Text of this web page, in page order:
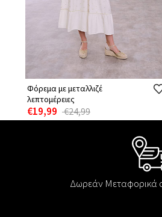
Φόρεμα με μεταλλιζέ
λεπτομέρειες
€19,99 €24,99
Δωρεάν Μεταφορικά